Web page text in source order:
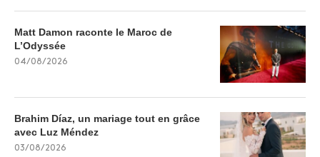
Matt Damon raconte le Maroc de
L’Odyssée
04/08/2026
Brahim Díaz, un mariage tout en grâce
avec Luz Méndez
03/08/2026